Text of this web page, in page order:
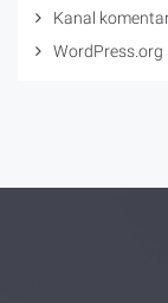
Kanal
WordPress.org